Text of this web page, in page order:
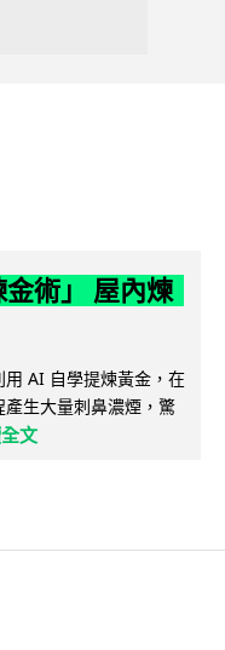
術」 屋內煉
AI 自學提煉黃金，在
生大量刺鼻濃煙，驚
文